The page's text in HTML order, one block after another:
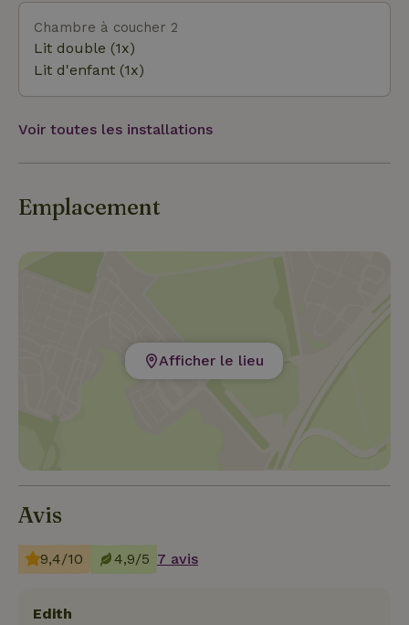
Chambre à coucher 2
Lit double (1x)
Lit d'enfant (1x)
Voir toutes les installations
Emplacement
Afficher le lieu
Avis
9,4/10 4,9/5 7 avis
Edith